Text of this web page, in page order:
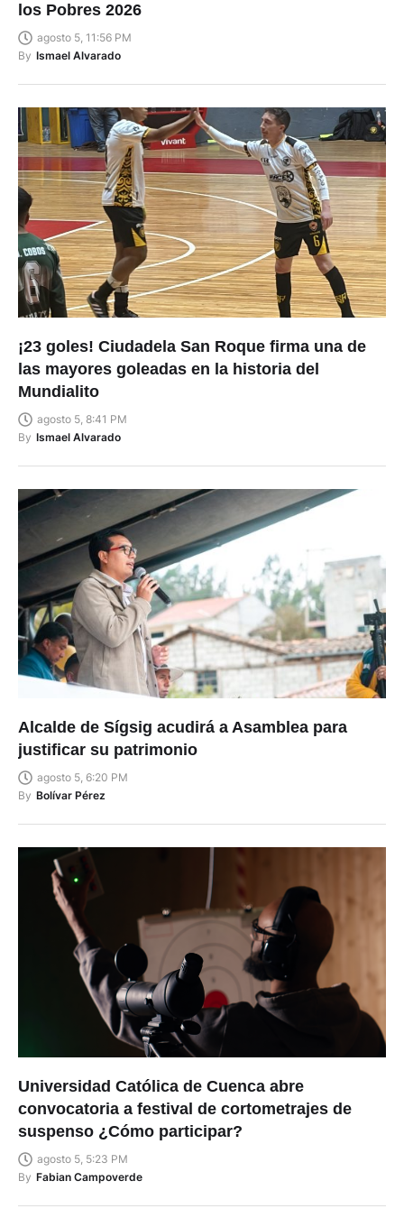
los Pobres 2026
agosto 5, 11:56 PM
By Ismael Alvarado
¡23 goles! Ciudadela San Roque firma una de
las mayores goleadas en la historia del
Mundialito
agosto 5, 8:41 PM
By Ismael Alvarado
Alcalde de Sígsig acudirá a Asamblea para
justificar su patrimonio
agosto 5, 6:20 PM
By Bolívar Pérez
Universidad Católica de Cuenca abre
convocatoria a festival de cortometrajes de
suspenso ¿Cómo participar?
agosto 5, 5:23 PM
By Fabian Campoverde